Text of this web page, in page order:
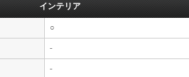
インテリア
○
-
-